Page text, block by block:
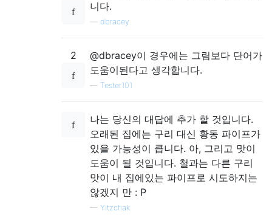
니다.
dbracey
2
@dbracey이 경우에는 그림보다 단어가
도움이된다고 생각합니다.
— Tester101
나는 당신의 대답에 추가 할 것입니다.
오래된 집에는 구리 대신 황동 파이프가
있을 가능성이 큽니다. 아, 그리고 맛이
도움이 될 것입니다. 철과는 다른 구리
맛이 내 집에있는 파이프로 시도하지는
않겠지 만 : P
— Yitzchak